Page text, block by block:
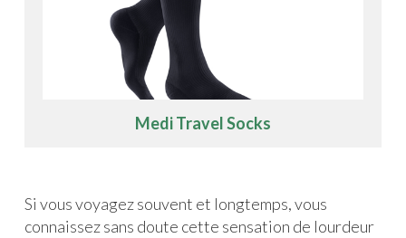
Medi Travel Socks
Si vous voyagez souvent et longtemps, vous
connaissez sans doute cette sensation de lourdeur